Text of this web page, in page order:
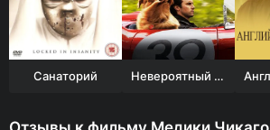
Санаторий Невероятный мир глазами Энцо